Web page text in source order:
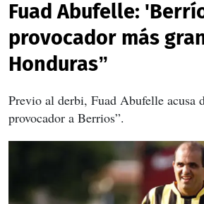
Fuad Abufelle:
provocador más
Honduras”
Previo al derbi, Fuad Abufelle acusa
provocador a Berrios”.